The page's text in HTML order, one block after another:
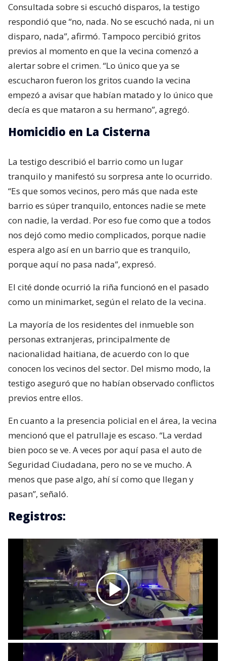
Consultada sobre si escuchó disparos, la testigo
respondió que “no, nada. No se escuchó nada, ni un
disparo, nada”, afirmó. Tampoco percibió gritos
previos al momento en que la vecina comenzó a
alertar sobre el crimen. “Lo único que ya se
escucharon fueron los gritos cuando la vecina
empezó a avisar que habían matado y lo único que
decía es que mataron a su hermano”, agregó.
Homicidio en La Cisterna
La testigo describió el barrio como un lugar
tranquilo y manifestó su sorpresa ante lo ocurrido.
“Es que somos vecinos, pero más que nada este
barrio es súper tranquilo, entonces nadie se mete
con nadie, la verdad. Por eso fue como que a todos
nos dejó como medio complicados, porque nadie
espera algo así en un barrio que es tranquilo,
porque aquí no pasa nada”, expresó.
El cité donde ocurrió la riña funcionó en el pasado
como un minimarket, según el relato de la vecina.
La mayoría de los residentes del inmueble son
personas extranjeras, principalmente de
nacionalidad haitiana, de acuerdo con lo que
conocen los vecinos del sector. Del mismo modo, la
testigo aseguró que no habían observado conflictos
previos entre ellos.
En cuanto a la presencia policial en el área, la vecina
mencionó que el patrullaje es escaso. “La verdad
bien poco se ve. A veces por aquí pasa el auto de
Seguridad Ciudadana, pero no se ve mucho. A
menos que pase algo, ahí sí como que llegan y
pasan”, señaló.
Registros: